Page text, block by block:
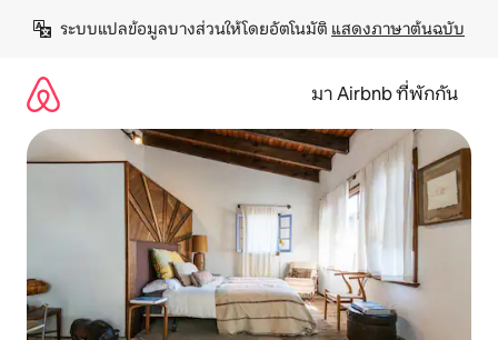
เนื้อหา
ระบบแปลข้อมูลบางส่วนให้โดยอัตโนมัติ แสดงภาษาต้นฉบับ
มา Airbnb ที่พักกัน